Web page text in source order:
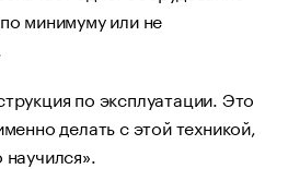
минимуму или не
по эксплуатации. Это
делать с этой техникой,